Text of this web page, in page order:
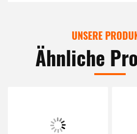
UNSERE
Ähnliche